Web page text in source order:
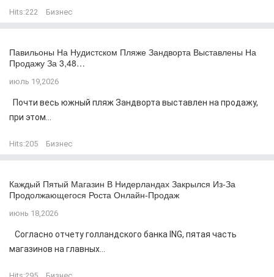
Hits:222 Бизнес
Павильоны На Нудистском Пляже Зандворта Выставлены На
Продажу За 3,48…
июль 19,2026
Почти весь южный пляж Зандворта выставлен на продажу,
при этом...
Hits:205 Бизнес
Каждый Пятый Магазин В Нидерландах Закрылся Из-За
Продолжающегося Роста Онлайн-Продаж
июнь 18,2026
Согласно отчету голландского банка ING, пятая часть
магазинов на главных...